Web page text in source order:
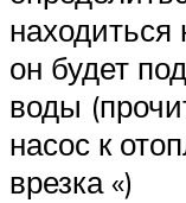
находиться
он будет
воды
насос к
врезка «)